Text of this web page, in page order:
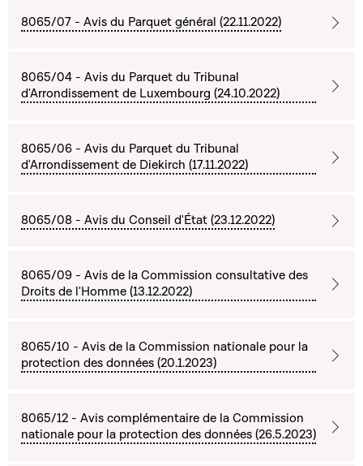
8065/07 - Avis du Parquet général (22.11.2022)
8065/04 - Avis du Parquet du Tribunal
d'Arrondissement de Luxembourg (24.10.2022)
8065/06 - Avis du Parquet du Tribunal
d'Arrondissement de Diekirch (17.11.2022)
8065/08 - Avis du Conseil d'État (23.12.2022)
8065/09 - Avis de la Commission consultative des
Droits de l'Homme (13.12.2022)
8065/10 - Avis de la Commission nationale pour la
protection des données (20.1.2023)
8065/12 - Avis complémentaire de la Commission
nationale pour la protection des données (26.5.2023)